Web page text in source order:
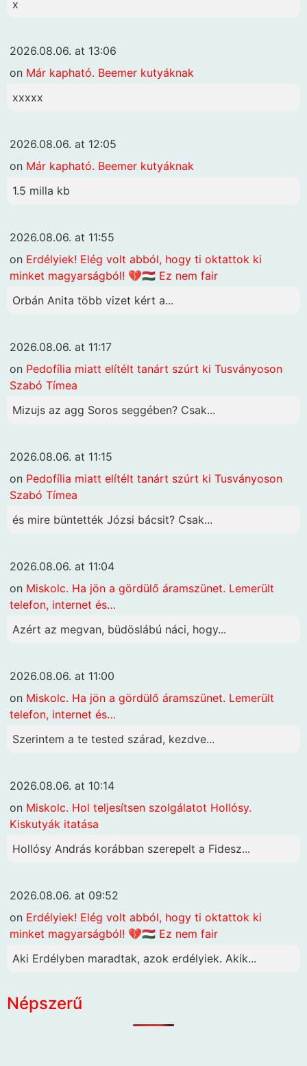
x
2026.08.06. at 13:06
on Már kapható. Beemer kutyáknak
xxxxx
2026.08.06. at 12:05
on Már kapható. Beemer kutyáknak
1.5 milla kb
2026.08.06. at 11:55
on Erdélyiek! Elég volt abból, hogy ti oktattok ki
minket magyarságból! 💔🇭🇺 Ez nem fair
Orbán Anita több vizet kért a...
2026.08.06. at 11:17
on Pedofília miatt elítélt tanárt szúrt ki Tusványoson
Szabó Tímea
Mizujs az agg Soros seggében? Csak...
2026.08.06. at 11:15
on Pedofília miatt elítélt tanárt szúrt ki Tusványoson
Szabó Tímea
és mire büntették Józsi bácsit? Csak...
2026.08.06. at 11:04
on Miskolc. Ha jön a gördülő áramszünet. Lemerült
telefon, internet és…
Azért az megvan, büdöslábú náci, hogy...
2026.08.06. at 11:00
on Miskolc. Ha jön a gördülő áramszünet. Lemerült
telefon, internet és…
Szerintem a te tested szárad, kezdve...
2026.08.06. at 10:14
on Miskolc. Hol teljesítsen szolgálatot Hollósy.
Kiskutyák itatása
Hollósy András korábban szerepelt a Fidesz...
2026.08.06. at 09:52
on Erdélyiek! Elég volt abból, hogy ti oktattok ki
minket magyarságból! 💔🇭🇺 Ez nem fair
Aki Erdélyben maradtak, azok erdélyiek. Akik...
Népszerű